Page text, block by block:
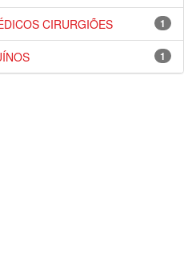
1
CIRURGIÕES
1